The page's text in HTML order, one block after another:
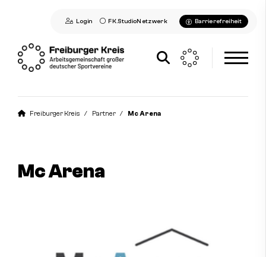
Login FK.StudioNetzwerk Barrierefreiheit
Freiburger Kreis Partner Mc Arena
Mc Arena
Aktuelles
Vorstand